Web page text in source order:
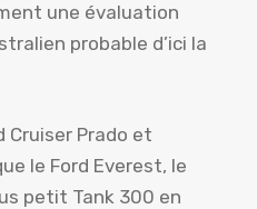
une évaluation
probable d’ici la
Cruiser Prado et
le Ford Everest, le
petit Tank 300 en